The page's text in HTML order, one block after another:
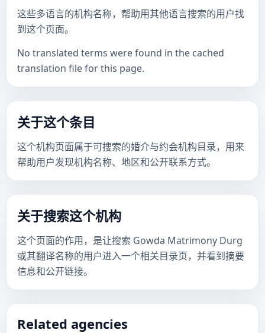
这些多语言的机构名称，帮助用其他语言搜索的用户找
到这个页面。
No translated terms were found in the cached
translation file for this page.
关于这个条目
这个机构页面属于可搜索的婚介与约会机构目录，用来
帮助用户发现机构名称、地区和公开联系方式。
关于搜索这个机构
这个页面的作用，是让搜索 Gowda Matrimony Durg
或其翻译名称的用户进入一个相关目录页，并看到摘要
信息和公开链接。
Related agencies